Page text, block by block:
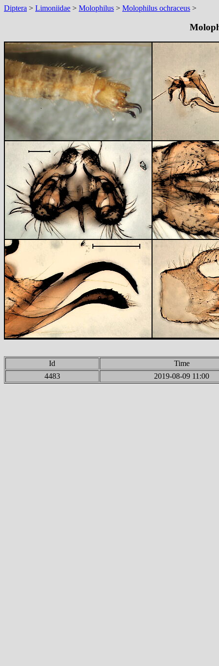
Diptera > Limoniidae > Molophilus > Molophilus ochraceus >
Id
Time
4483
2019-08-09 11:00